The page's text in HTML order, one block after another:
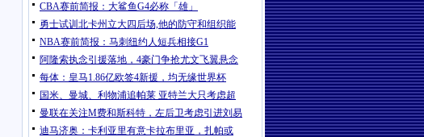
CBA赛前简报：大鲨鱼G4必称「雄」
勇士试训北卡州立大四后场,他的防守和组织能
NBA赛前简报：马刺纽约人短兵相接G1
阿隆索执念引援落地，4豪门争抢尤文飞翼悬念
每体：皇马1.86亿欧签4新援，均无缘世界杯
国米、曼城、利物浦追帕莱 亚特兰大只考虑超
曼联在关注M费和斯科特，左后卫考虑引进刘易
迪马济奥：卡利亚里有意卡拉布里亚，扎帕或